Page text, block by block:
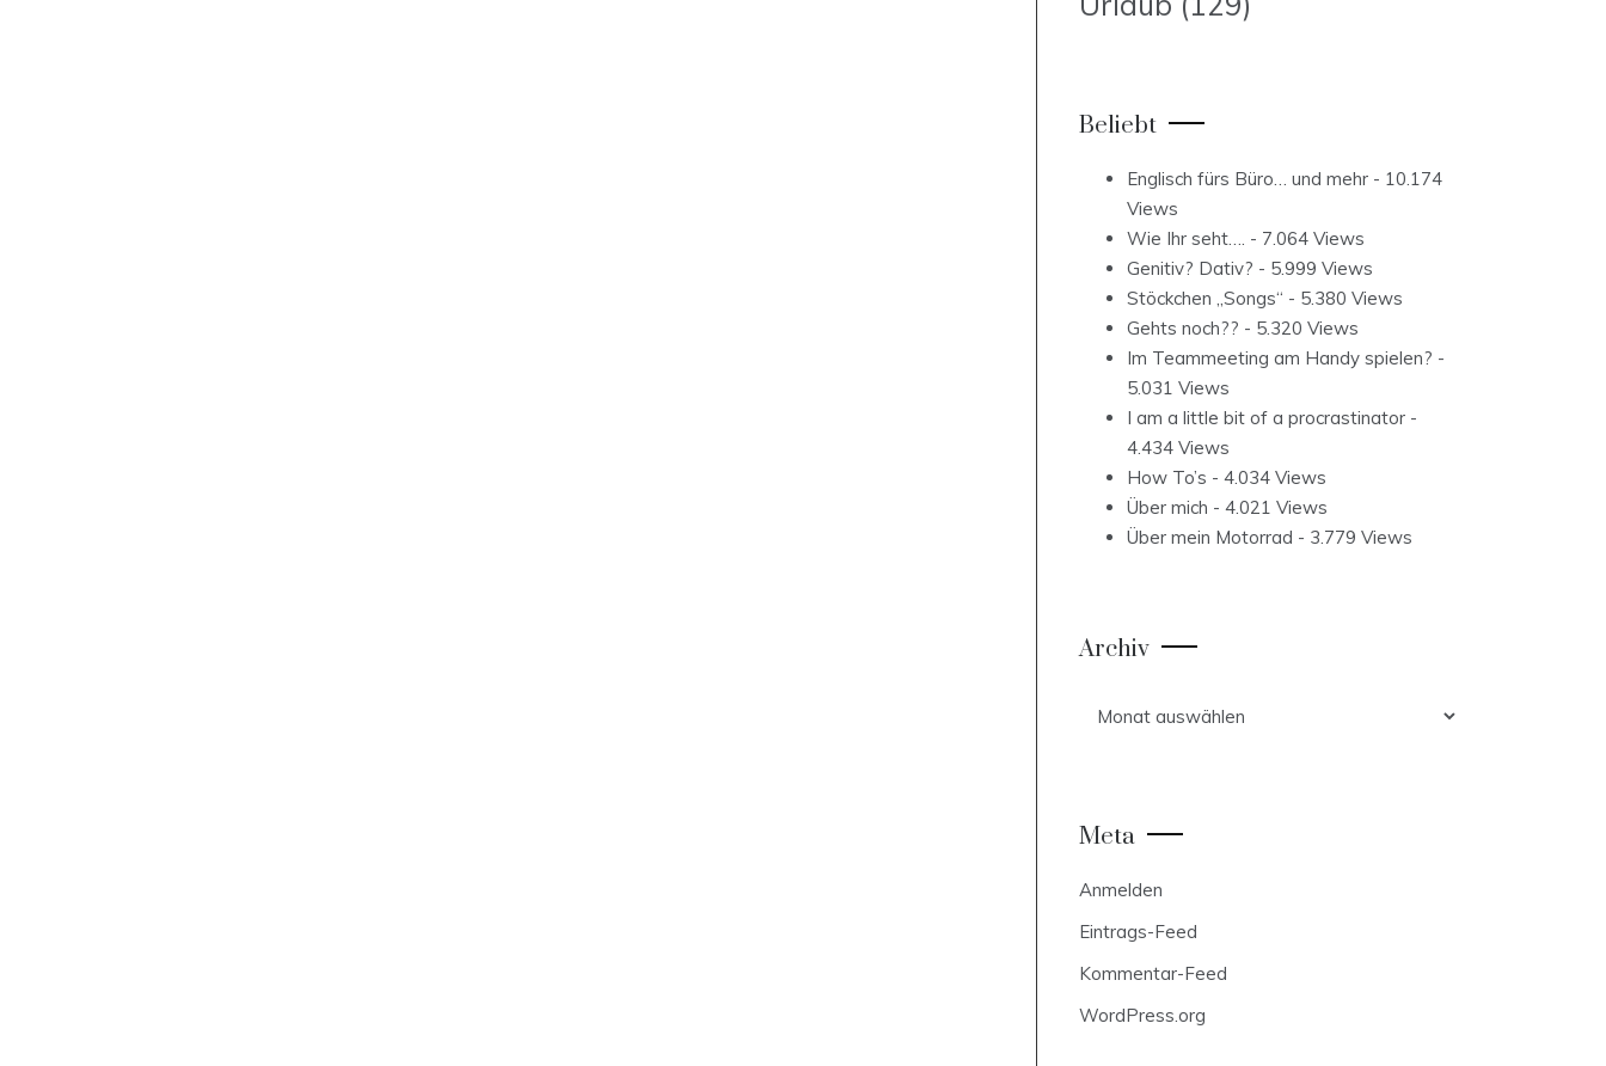
Beliebt
Englisch fürs Büro… und mehr - 10.174
Views
Wie Ihr seht…. - 7.064 Views
Genitiv? Dativ? - 5.999 Views
Stöckchen „Songs“ - 5.380 Views
Gehts noch?? - 5.320 Views
Im Teammeeting am Handy spielen? -
5.031 Views
I am a little bit of a procrastinator -
4.434 Views
How To’s - 4.034 Views
Über mich - 4.021 Views
Über mein Motorrad - 3.779 Views
Archiv
Meta
Anmelden
Eintrags-Feed
Kommentar-Feed
WordPress.org